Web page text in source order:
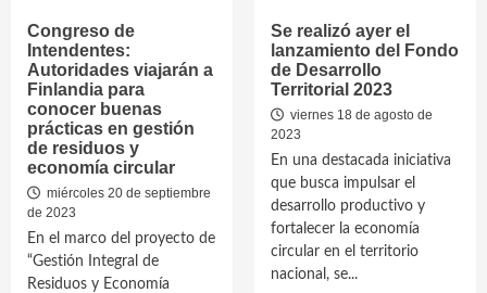
Congreso de
Intendentes:
Autoridades viajarán a
Finlandia para
conocer buenas
prácticas en gestión
de residuos y
economía circular
miércoles 20 de septiembre
de 2023
En el marco del proyecto de
“Gestión Integral de
Residuos y Economía
Se realizó ayer el
lanzamiento del Fondo
de Desarrollo
Territorial 2023
viernes 18 de agosto de
2023
En una destacada iniciativa
que busca impulsar el
desarrollo productivo y
fortalecer la economía
circular en el territorio
nacional, se...